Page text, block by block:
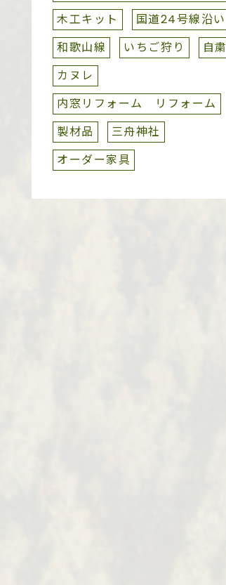
木工キット
国道24号線沿い
和歌山線
いちご狩り
自粛
カヌレ
内窓リフォーム リフォーム
製材品
三舟神社
オーダー家具